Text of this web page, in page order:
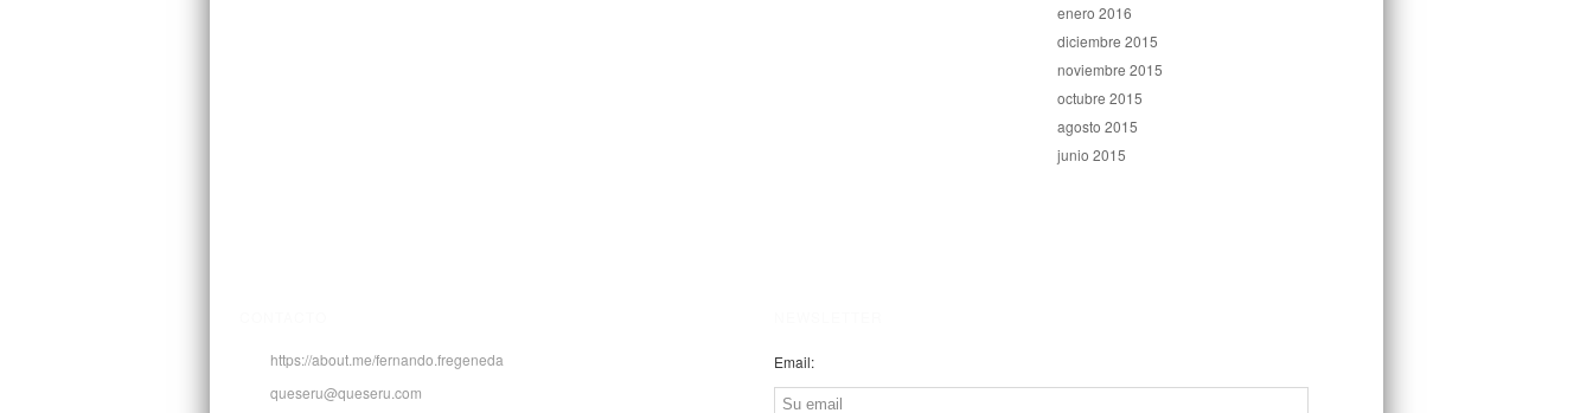
enero 2016
diciembre 2015
noviembre 2015
octubre 2015
agosto 2015
junio 2015
https://about.me/fernando.fregeneda
queseru@queseru.com
Email: